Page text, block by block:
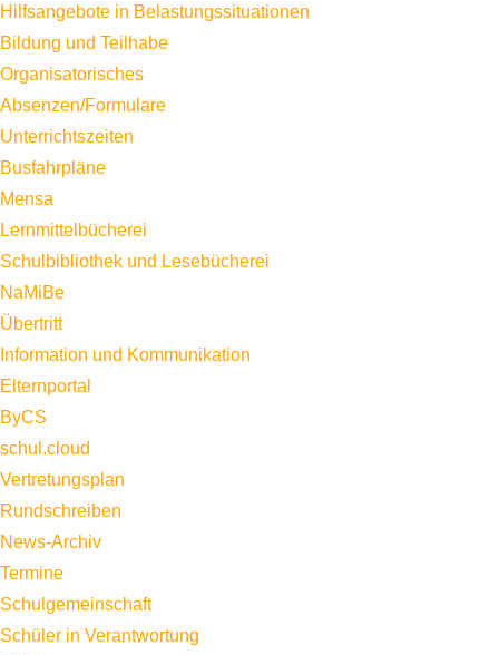
Hilfsangebote in Belastungssituationen
Bildung und Teilhabe
Organisatorisches
Absenzen/Formulare
Unterrichtszeiten
Busfahrpläne
Mensa
Lernmittelbücherei
Schulbibliothek und Lesebücherei
NaMiBe
Übertritt
Information und Kommunikation
Elternportal
ByCS
schul.cloud
Vertretungsplan
Rundschreiben
News-Archiv
Termine
Schulgemeinschaft
Schüler in Verantwortung